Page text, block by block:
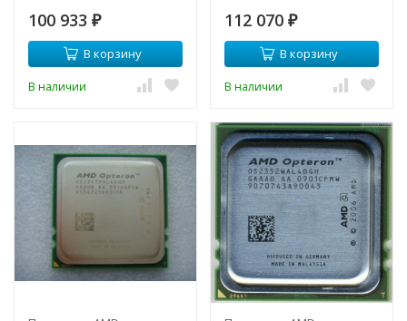
L3/3600/1,125v) sAM2 QC-
HD960ZW(NEW)
100 933 ₽
В корзину
В наличии
QC sF FAA4B-
OS2346PAL4BGH(NEW)
112 070 ₽
В корзину
В наличии